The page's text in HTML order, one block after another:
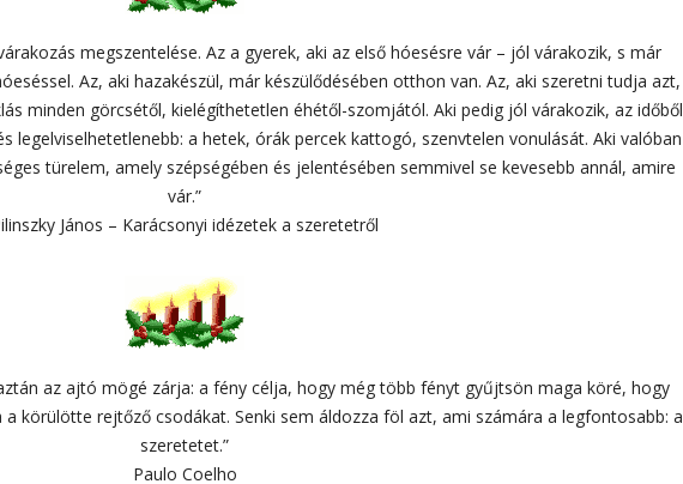
megszentelése. Az a gyerek, aki az első hóesésre vár – jól várakozik, s már
Az, aki hazakészül, már készülődésében otthon van. Az, aki szeretni tudja azt,
minden görcsétől, kielégíthetetlen éhétől-szomjától. Aki pedig jól várakozik, az időből
legelviselhetetlenebb: a hetek, órák percek kattogó, szenvtelen vonulását. Aki valóban
türelem, amely szépségében és jelentésében semmivel se kevesebb annál, amire
vár.”
János – Karácsonyi idézetek a szeretetről
az ajtó mögé zárja: a fény célja, hogy még több fényt gyűjtsön maga köré, hogy
körülötte rejtőző csodákat. Senki sem áldozza föl azt, ami számára a legfontosabb: a
szeretetet.”
Paulo Coelho